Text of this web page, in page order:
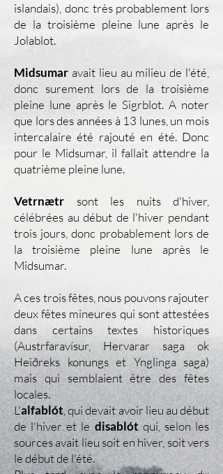
islandais), donc très probablement lors
de la troisième pleine lune après le
Jolablot.
Midsumar avait lieu au milieu de l'été,
donc surement lors de la troisième
pleine lune après le Sigrblot. A noter
que lors des années à 13 lunes, un mois
intercalaire été rajouté en été. Donc
pour le Midsumar, il fallait attendre la
quatrième pleine lune.
Vetrnætr sont les nuits d'hiver,
célébrées au début de l'hiver pendant
trois jours, donc probablement lors de
la troisième pleine lune après le
Midsumar.
A ces trois fêtes, nous pouvons rajouter
deux fêtes mineures qui sont attestées
dans certains textes historiques
(Austrfaravísur, Hervarar saga ok
Heiðreks konungs et Ynglinga saga)
mais qui semblaient être des fêtes
locales.
L'alfablót, qui devait avoir lieu au début
de l'hiver et ledisablót qui, selon les
sources avait lieu soit en hiver, soit vers
le début de l'été.